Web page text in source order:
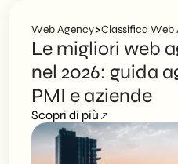
Web Agency>Classifica Web
Le migliori web
nel 2026: guida
PMI e aziende
Scopri di più